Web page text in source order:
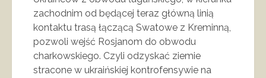
zachodnim od będącej teraz główną linią
kontaktu trasą łączącą Swatowe z Kreminną,
pozwoli wejść Rosjanom do obwodu
charkowskiego. Czyli odzyskać ziemie
stracone w ukraińskiej kontrofensywie na